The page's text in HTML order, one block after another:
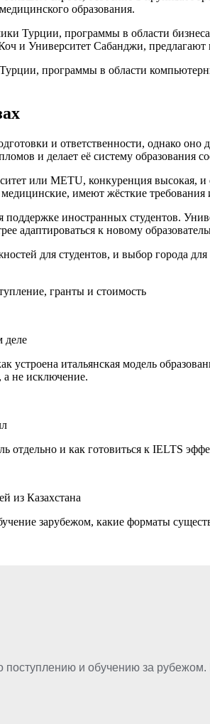
образования.
Турции, программы в области
и Университет Сабанджи,
программы в области
и ответственности, однако
и делает её систему образования
или METU, конкуренция высокая,
имеют жёсткие
иностранных студентов.
адаптироваться к новому
для студентов, и выбор города
гранты и стоимость
деле
устроена итальянская модель
не исключение.
отдельно и как готовиться к IELTS
из Казахстана
зарубежом, какие форматы
поступлению и обучению за